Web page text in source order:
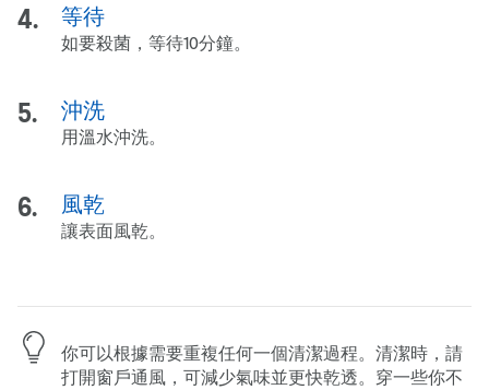
等待
如要殺菌，等待10分鐘。
沖洗
用溫水沖洗。
風乾
讓表面風乾。
你可以根據需要重複任何一個清潔過程。清潔時，請
打開窗戶通風，可減少氣味並更快乾透。穿一些你不